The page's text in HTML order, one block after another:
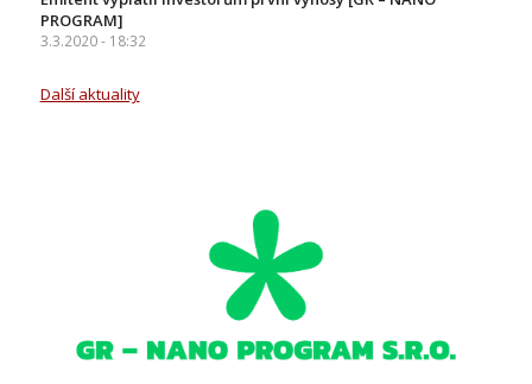
PROGRAM]
3.3.2020 - 18:32
Další aktuality